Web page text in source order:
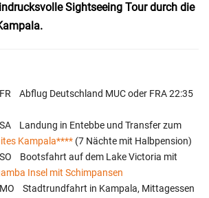
Sightseeing Tourdurch die
Abflug Deutschland MUC oder FRA 22:35
Landung in Entebbe und Transfer zum
Kampala**** (7 Nächte mit Halbpension)
Bootsfahrt auf dem Lake Victoria mit
Insel mit Schimpansen
Stadtrundfahrt in Kampala, Mittagessen